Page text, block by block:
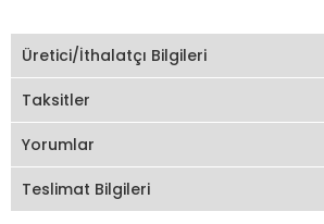
Üretici/İthalatçı Bilgileri
Taksitler
Yorumlar
Teslimat Bilgileri